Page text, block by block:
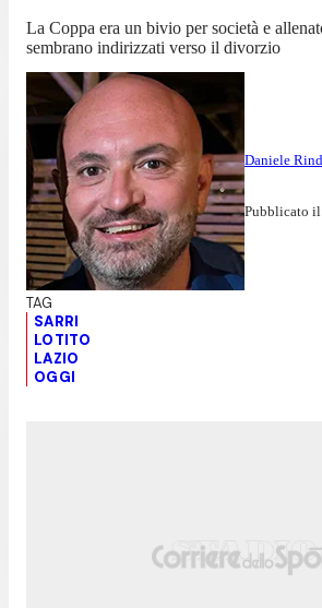
La Coppa era un bivio per società e
sembrano indirizzati verso il divorzio
Daniele
Pubblicato il
SARRI
LOTITO
LAZIO
OGGI